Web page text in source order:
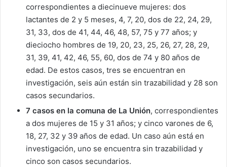
correspondientes a diecinueve mujeres: dos
lactantes de 2 y 5 meses, 4, 7, 20, dos de 22, 24, 29,
31, 33, dos de 41, 44, 46, 48, 57, 75 y 77 años; y
dieciocho hombres de 19, 20, 23, 25, 26, 27, 28, 29,
31, 39, 41, 42, 46, 55, 60, dos de 74 y 80 años de
edad. De estos casos, tres se encuentran en
investigación, seis aún están sin trazabilidad y 28 son
casos secundarios.
7 casos en la comuna de La Unión, correspondientes
a dos mujeres de 15 y 31 años; y cinco varones de 6,
18, 27, 32 y 39 años de edad. Un caso aún está en
investigación, uno se encuentra sin trazabilidad y
cinco son casos secundarios.